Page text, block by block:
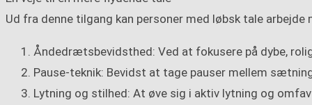
Ud fra denne tilgang kan personer med løbsk tale
Åndedrætsbevidsthed: Ved at fokusere på dybe,
Pause-teknik: Bevidst at tage pauser mellem
Lytning og stilhed: At øve sig i aktiv lytning og